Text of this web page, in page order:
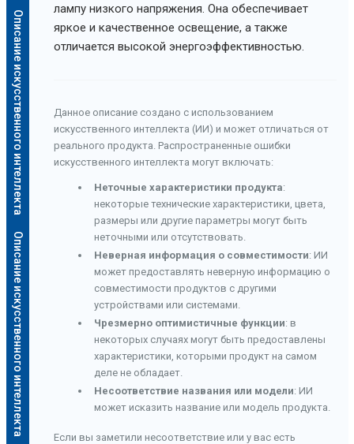
Описание искусственного интеллекта
Описание искусственного интеллекта
лампу низкого напряжения. Она обеспечивает
яркое и качественное освещение, а также
отличается высокой энергоэффективностью.
Данное описание создано с использованием
искусственного интеллекта (ИИ) и может отличаться от
реального продукта. Распространенные ошибки
искусственного интеллекта могут включать:
Неточные характеристики продукта:
некоторые технические характеристики, цвета,
размеры или другие параметры могут быть
неточными или отсутствовать.
Неверная информация о совместимости: ИИ
может предоставлять неверную информацию о
совместимости продуктов с другими
устройствами или системами.
Чрезмерно оптимистичные функции: в
некоторых случаях могут быть предоставлены
характеристики, которыми продукт на самом
деле не обладает.
Несоответствие названия или модели: ИИ
может исказить название или модель продукта.
Если вы заметили несоответствие или у вас есть